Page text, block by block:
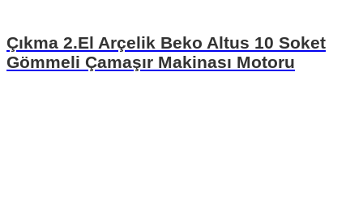
Çıkma 2.El Arçelik Beko Altus 10 Soket
Gömmeli Çamaşır Makinası Motoru